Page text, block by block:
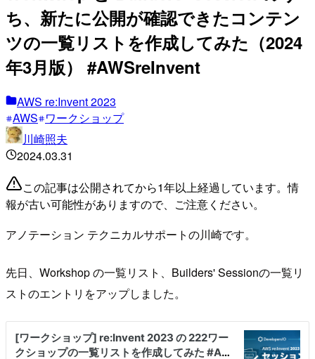
ち、新たに公開が確認できたコンテン
ツの一覧リストを作成してみた（2024
年3月版） #AWSreInvent
AWS re:Invent 2023
AWS ワークショップ
川崎照夫
2024.03.31
この記事は公開されてから1年以上経過しています。情
報が古い可能性がありますので、ご注意ください。
アノテーション テクニカルサポートの川崎です。
先日、Workshop の一覧リスト、Builders' Sessionの一覧リ
ストのエントリをアップしました。